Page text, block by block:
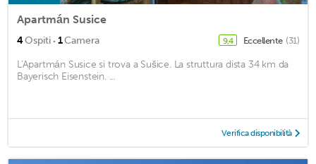
Apartmán Susice
4Ospiti · 1Camera 9,4 Eccellente (31)
L'Apartmán Susice si trova a Sušice. La struttura dista 34 km da
Bayerisch Eisenstein. ...
Verifica disponibilità